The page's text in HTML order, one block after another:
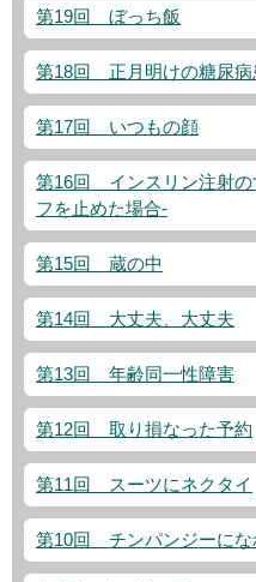
第19回 ぼっち飯
第18回 正月明けの糖尿病
第17回 いつもの顔
第16回 インスリン注射
フを止めた場合-
第15回 蔵の中
第14回 大丈夫、大丈夫
第13回 年齢同一性障害
第12回 取り損なった予約
第11回 スーツにネクタイ
第10回 チンパンジーにな